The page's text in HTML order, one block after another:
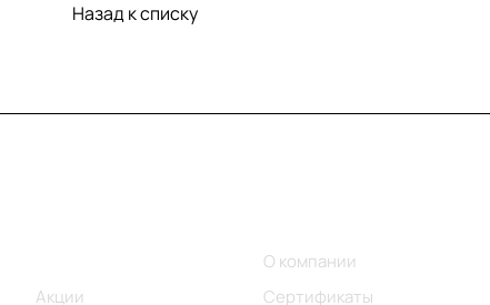
Назад к списку
Акции
О компании
Сертификаты